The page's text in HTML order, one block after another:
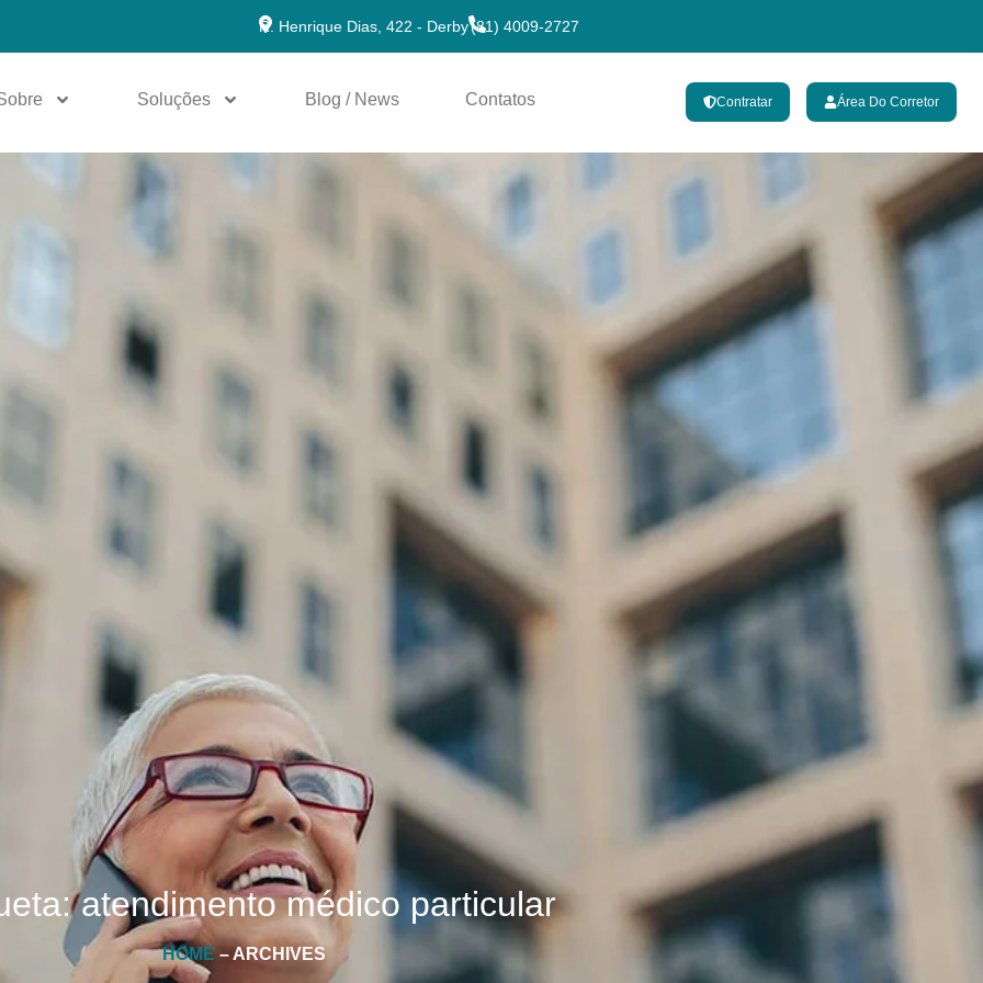
R. Henrique Dias, 422 - Derby(81) 4009-2727
Soluções Blog / News Contatos Contratar Área Do Corretor
atendimento médico particular
HOME– ARCHIVES